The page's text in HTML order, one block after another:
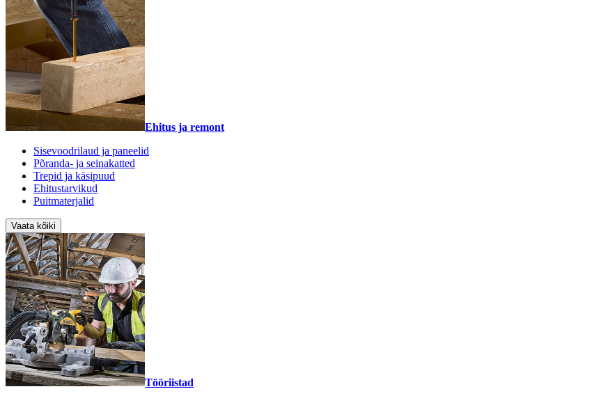
Ehitus ja remont
Sisevoodrilaud ja paneelid
Põranda- ja seinakatted
Trepid ja käsipuud
Ehitustarvikud
Puitmaterjalid
Vaata kõiki
Tööriistad